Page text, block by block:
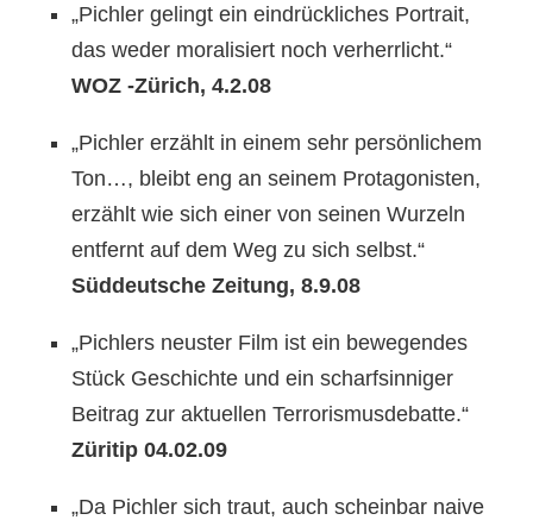
„Pichler gelingt ein eindrückliches Portrait,
das weder moralisiert noch verherrlicht.“
WOZ -Zürich, 4.2.08
„Pichler erzählt in einem sehr persönlichem
Ton…, bleibt eng an seinem Protagonisten,
erzählt wie sich einer von seinen Wurzeln
entfernt auf dem Weg zu sich selbst.“
Süddeutsche Zeitung, 8.9.08
„Pichlers neuster Film ist ein bewegendes
Stück Geschichte und ein scharfsinniger
Beitrag zur aktuellen Terrorismusdebatte.“
Züritip 04.02.09
„Da Pichler sich traut, auch scheinbar naive